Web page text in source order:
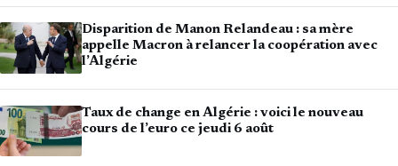
Disparition de Manon Relandeau : sa mère
appelle Macron à relancer la coopération avec
l’Algérie
Taux de change en Algérie : voici le nouveau
cours de l’euro ce jeudi 6 août